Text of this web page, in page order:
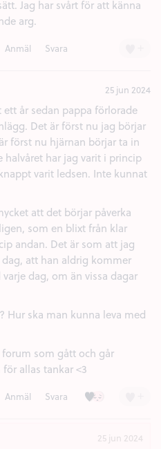
Jag har svårt för att känna
arg.
Anmäl Svara
25 jun 2024
år sedan pappa förlorade
Det är först nu jag börjar
först nu hjärnan börjar ta in
halvåret har jag varit i princip
varit ledsen. Inte kunnat
att det börjar påverka
som en blixt från klar
andan. Det är som att jag
att han aldrig kommer
dag, om än vissa dagar
Hur ska man kunna leva med
som gått och går
allas tankar <3
Anmäl Svara Kärlek (1)
Besviken (1)
25 jun 2024